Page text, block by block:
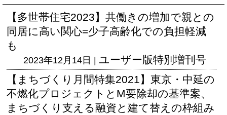
【多世帯住宅2023】共働きの増加で親との
同居に高い関心=少子高齢化での負担軽減
も
2023年12月14日 | ユーザー版特別増刊号
【まちづくり月間特集2021】東京・中延の
不燃化プロジェクトとM要除却の基準案、
まちづくり支える融資と建て替えの枠組み